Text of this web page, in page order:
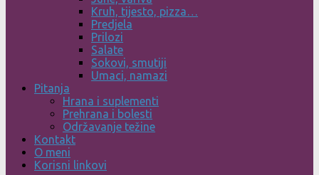
Kruh, tijesto, pizza…
Predjela
Prilozi
Salate
Sokovi, smutiji
Umaci, namazi
Pitanja
Hrana i suplementi
Prehrana i bolesti
Održavanje težine
Kontakt
O meni
Korisni linkovi